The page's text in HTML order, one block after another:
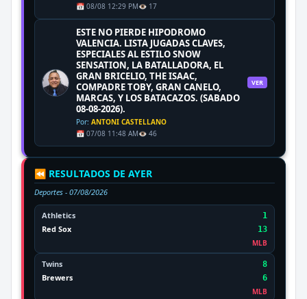
📅 08/08 12:29 PM👁️ 17
ESTE NO PIERDE HIPODROMO
VALENCIA. LISTA JUGADAS CLAVES,
ESPECIALES AL ESTILO SNOW
SENSATION, LA BATALLADORA, EL
GRAN BRICELIO, THE ISAAC,
COMPADRE TOBY, GRAN CANELO,
MARCAS, Y LOS BATACAZOS. (SABADO
08-08-2026).
Por: ANTONI CASTELLANO
📅 07/08 11:48 AM👁️ 46
VER
⏪ RESULTADOS DE AYER
Deportes - 07/08/2026
Athletics 1
Red Sox
13
MLB
Twins 8
Brewers
6
MLB